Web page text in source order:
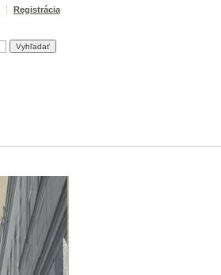
Registrácia